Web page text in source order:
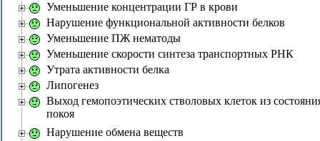
Уменьшение концентрации ГР в крови
Нарушение функциональной активности белков
Уменьшение ПЖ нематоды
Уменьшение скорости синтеза транспортных РНК
Утрата активности белка
Липогенез
Выход гемопоэтических стволовых клеток из
покоя
Нарушение обмена веществ